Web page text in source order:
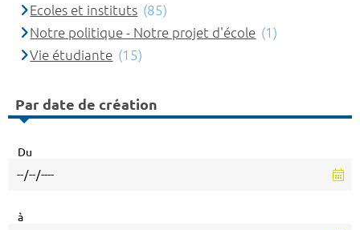
Ecoles et instituts (85)
Notre politique - Notre projet d'école (1)
Vie étudiante (15)
Par date de création
Du
à